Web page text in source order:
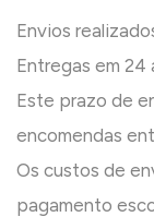
Envios
Entregas em 24
Este prazo de
encomendas
Os custos de
pagamento